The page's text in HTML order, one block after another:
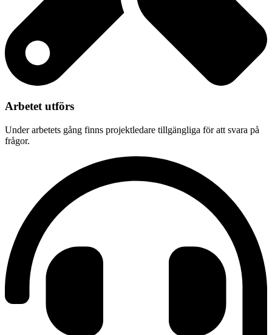
Arbetet utförs
Under arbetets gång finns projektledare tillgängliga för att svara på
frågor.